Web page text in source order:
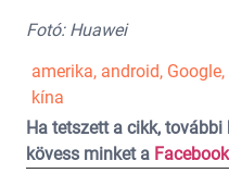
Fotó: Huawei
amerika, android, Google,
kína
Ha tetszett a cikk, további
kövess minket a